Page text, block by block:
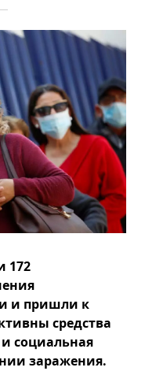
172
и пришли к
средства
социальная
заражения.